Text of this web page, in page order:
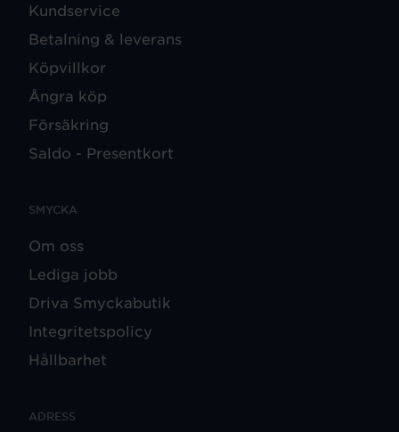
Kundservice
Betalning & leverans
Köpvillkor
Ångra köp
Försäkring
Saldo - Presentkort
SMYCKA
Om oss
Lediga jobb
Driva Smyckabutik
Integritetspolicy
Hållbarhet
ADRESS